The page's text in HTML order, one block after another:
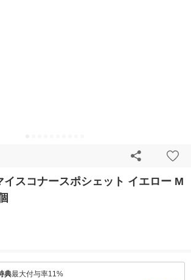
イスコナースポシェット イエロー M
典最大付与率11%